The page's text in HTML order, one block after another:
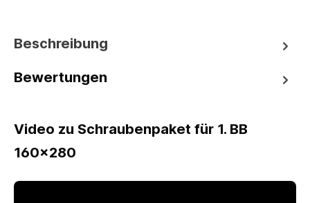
Beschreibung
Bewertungen
Video zu Schraubenpaket für 1. BB
160x280